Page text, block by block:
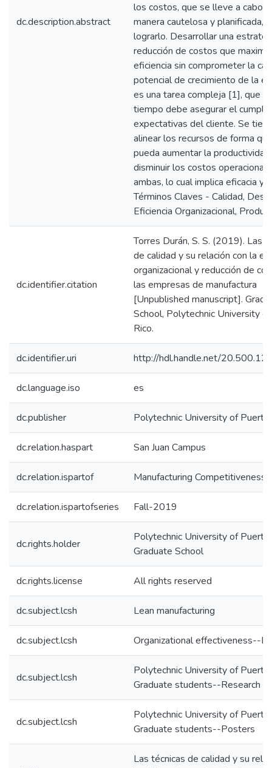
dc.description.abstract
los costos, que se lleve a cabo
manera cautelosa y planificada,
lograrlo. Desarrollar una
reducción de costos que
eficiencia sin comprometer la
potencial de crecimiento de la
es una tarea compleja [1], que
tiempo debe asegurar el cumplir
expectativas del cliente. Se
alinear los recursos de forma
pueda aumentar la productividad,
disminuir los costos
ambas, lo cual implica eficacia y
Términos Claves - Calidad,
Eficiencia Organizacional,
dc.identifier.citation
Torres Durán, S. S. (2019). Las
de calidad y su relación con la
organizacional y reducción de
las empresas de manufactura
[Unpublished manuscript].
School, Polytechnic University
Rico.
dc.identifier.uri http://hdl.handle.net/
dc.language.iso es
dc.publisher Polytechnic University of Puerto
dc.relation.haspart San Juan Campus
dc.relation.ispartof Manufacturing Competitiveness
dc.relation.ispartofseries Fall-2019
dc.rights.holder
Polytechnic University of Puerto
Graduate School
dc.rights.license All rights reserved
dc.subject.lcsh Lean manufacturing
dc.subject.lcsh Organizational effectiveness--
dc.subject.lcsh
Polytechnic University of
Graduate students--Research
dc.subject.lcsh
Polytechnic University of
Graduate students--Posters
Las técnicas de calidad y su